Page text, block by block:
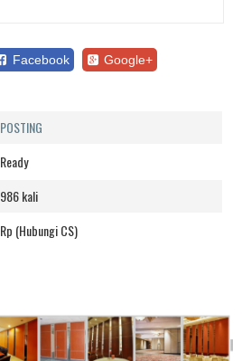
Facebook Google+
POSTING
Ready
986 kali
Rp (Hubungi CS)